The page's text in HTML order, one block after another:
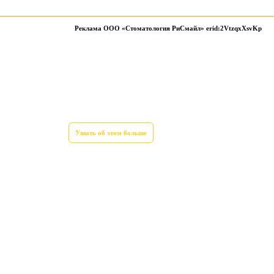
Реклама ООО «Стоматология РиСмайл» erid:2VtzqxXsvKp
Узнать об этом больше